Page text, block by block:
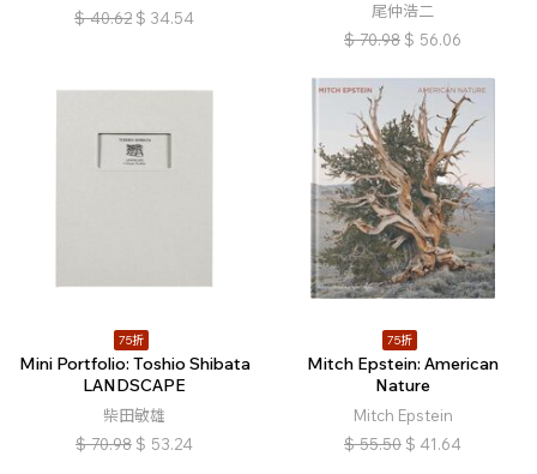
$ 40.62 $ 34.54
尾仲浩二
$ 70.98 $ 56.06
75折
Mini Portfolio: Toshio Shibata
LANDSCAPE
柴田敏雄
$ 70.98 $ 53.24
75折
Mitch Epstein: American
Nature
Mitch Epstein
$ 55.50 $ 41.64